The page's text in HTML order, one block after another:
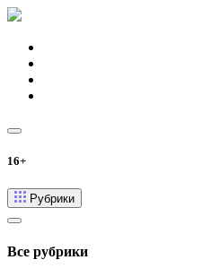
16+
Рубрики
Все рубрики